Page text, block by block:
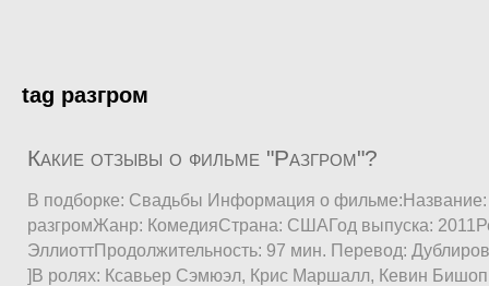
tag разгром
Какие отзывы о фильме "Разгром"?
В подборке: Свадьбы Информация о
разгромЖанр: КомедияСтрана: СШАГод выпуска:
ЭллиоттПродолжительность: 97 мин. Перевод:
]В ролях: Ксавьер Сэмюэл, Крис Маршалл, Кевин